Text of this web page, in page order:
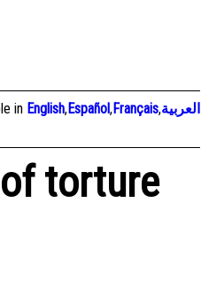
in English,Español,Français,العربية
torture